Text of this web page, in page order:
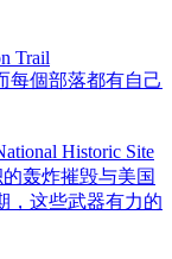
Trail
每個部落都有自己
Historic Site
轰炸摧毁与美国
，这些武器有力的